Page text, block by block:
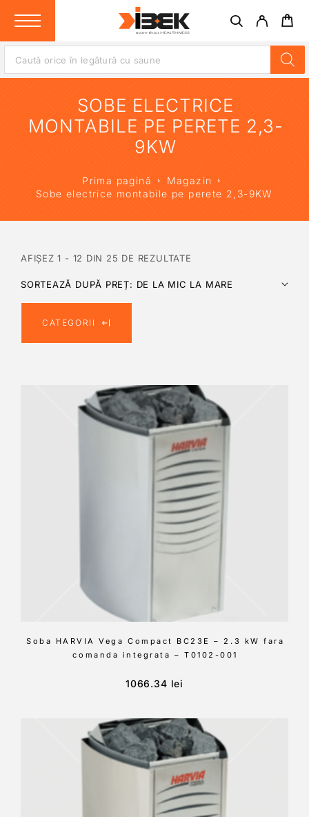
SOBE ELECTRICE
MONTABILE PE PERETE 2,3-
9KW
Prima pagină
Magazin
Sobe electrice montabile pe perete 2,3-9KW
AFIȘEZ 1 - 12 DIN 25 DE REZULTATE
SORTEAZĂ DUPĂ PREȚ: DE LA MIC LA MARE
CATEGORII
Soba HARVIA Vega Compact BC23E – 2.3 kW fara
comanda integrata – T0102-001
1066.34 lei